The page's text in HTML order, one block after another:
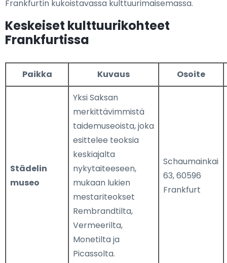
Frankfurtin kukoistavassa kulttuurimaisemassa.
Keskeiset kulttuurikohteet
Frankfurtissa
Paikka Kuvaus Osoite
Städelin
museo
Yksi Saksan
merkittävimmistä
taidemuseoista, joka
esittelee teoksia
keskiajalta
nykytaiteeseen,
mukaan lukien
mestariteokset
Rembrandtilta,
Vermeerilta,
Monetilta ja
Picassolta.
Schaumainkai
63, 60596
Frankfurt